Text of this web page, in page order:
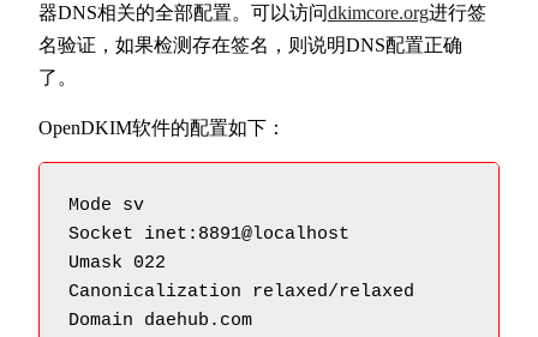
器DNS相关的全部配置。可以访问dkimcore.org进行签
名验证，如果检测存在签名，则说明DNS配置正确
了。
OpenDKIM软件的配置如下：
Mode sv
Socket inet:8891@localhost
Umask 022
Canonicalization relaxed/relaxed
Domain daehub.com